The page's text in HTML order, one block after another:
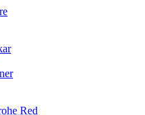
Red